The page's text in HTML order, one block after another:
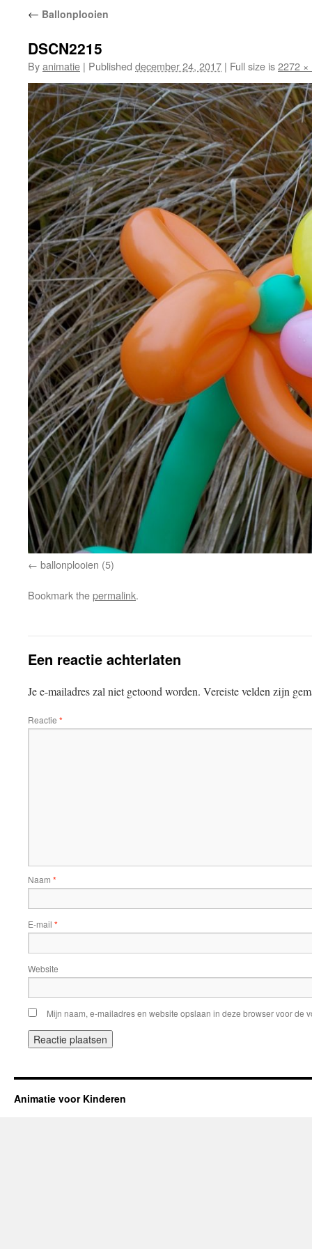
← Ballonplooien
DSCN2215
Byanimatie | Published december 24, 2017 | Full size is2272 ×
ballonplooien (5)
Bookmark thepermalink.
Een reactie achterlaten
Je e-mailadres zal niet getoond worden. Vereiste velden zijn
Reactie *
Naam *
E-mail *
Website
Mijn naam, e-mailadres en website opslaan in deze browser voor de
Animatie voor Kinderen